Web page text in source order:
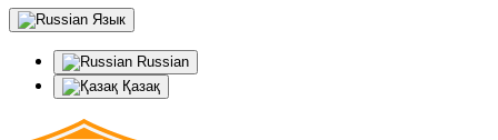
Язык
Russian
Қазақ